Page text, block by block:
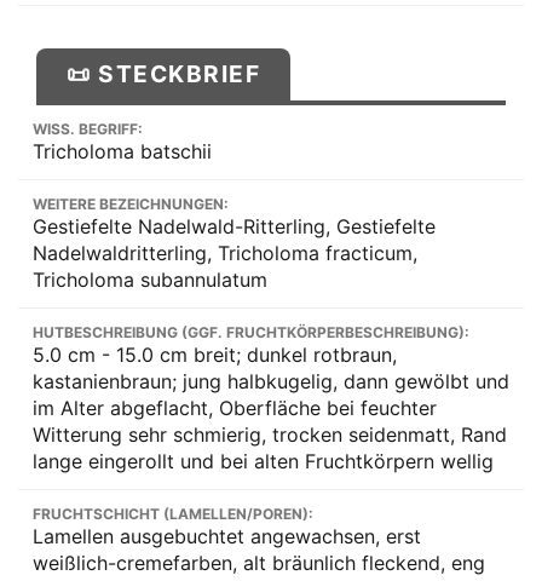
📜 STECKBRIEF
WISS. BEGRIFF:
Tricholoma batschii
WEITERE BEZEICHNUNGEN:
Gestiefelte Nadelwald-Ritterling, Gestiefelte
Nadelwaldritterling, Tricholoma fracticum,
Tricholoma subannulatum
HUTBESCHREIBUNG (GGF. FRUCHTKÖRPERBESCHREIBUNG):
5.0 cm - 15.0 cm breit; dunkel rotbraun,
kastanienbraun; jung halbkugelig, dann gewölbt und
im Alter abgeflacht, Oberfläche bei feuchter
Witterung sehr schmierig, trocken seidenmatt, Rand
lange eingerollt und bei alten Fruchtkörpern wellig
FRUCHTSCHICHT (LAMELLEN/POREN):
Lamellen ausgebuchtet angewachsen, erst
weißlich-cremefarben, alt bräunlich fleckend, eng